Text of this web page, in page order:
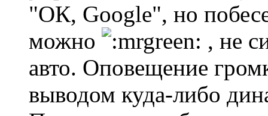
"ОК, Google", но
можно
, не
авто. Оповещение
выводом куда-либо